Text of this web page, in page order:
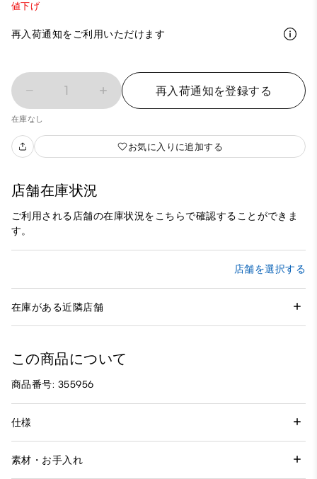
値下げ
再入荷通知をご利用いただけます
1 再入荷通知を登録する
在庫なし
お気に入りに追加する
店舗在庫状況
ご利用される店舗の在庫状況をこちらで確認することができま
す。
店舗を選択する
在庫がある近隣店舗
この商品について
商品番号: 355956
仕様
素材・お手入れ